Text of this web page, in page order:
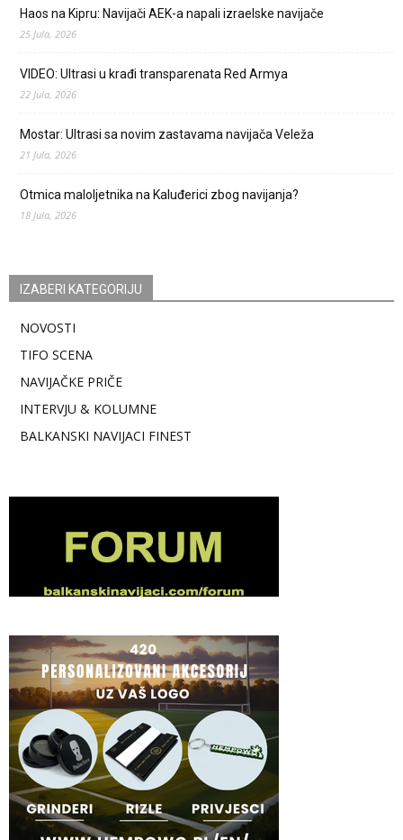
Haos na Kipru: Navijači AEK-a napali izraelske navijače
25 Jula, 2026
VIDEO: Ultrasi u krađi transparenata Red Armya
22 Jula, 2026
Mostar: Ultrasi sa novim zastavama navijača Veleža
21 Jula, 2026
Otmica maloljetnika na Kaluđerici zbog navijanja?
18 Jula, 2026
IZABERI KATEGORIJU
NOVOSTI
TIFO SCENA
NAVIJAČKE PRIČE
INTERVJU & KOLUMNE
BALKANSKI NAVIJACI FINEST